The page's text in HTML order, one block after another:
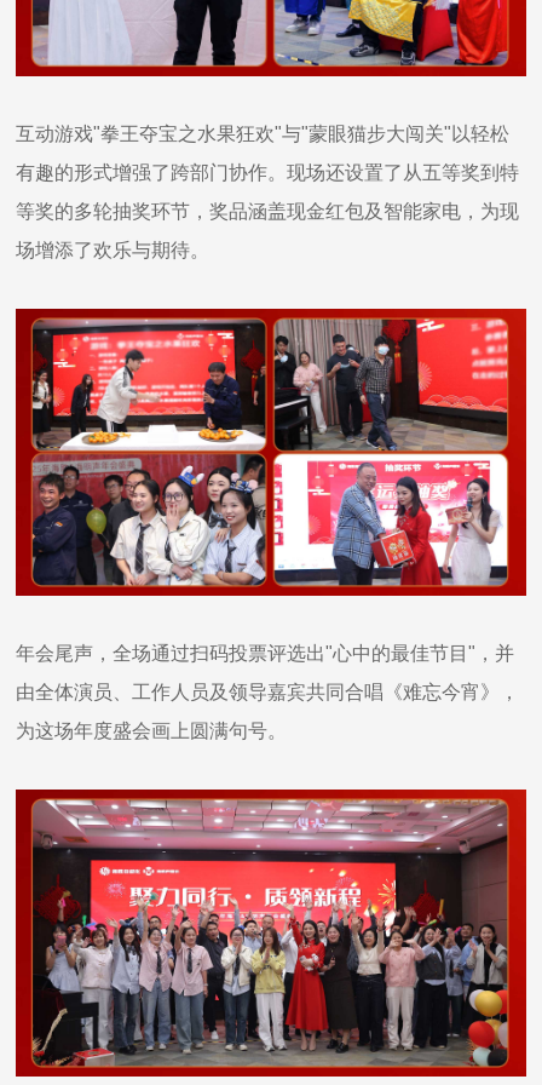
互动游戏"拳王夺宝之水果狂欢"与"蒙眼猫步大闯关"以轻松
有趣的形式增强了跨部门协作。现场还设置了从五等奖到特
等奖的多轮抽奖环节，奖品涵盖现金红包及智能家电，为现
场增添了欢乐与期待。
年会尾声，全场通过扫码投票评选出"心中的最佳节目"，并
由全体演员、工作人员及领导嘉宾共同合唱《难忘今宵》，
为这场年度盛会画上圆满句号。